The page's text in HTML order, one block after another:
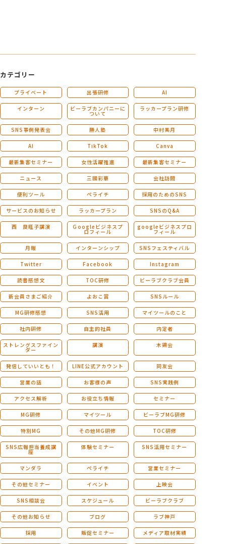
カテゴリー
プライベート 出張研修 AI
インターン ビーラブカンパニーに
ついて
ラッカープラン研修
SNS事例発表会 勝人塾 中村美月
AI TikTok Canva
最新集客セミナー 女性活躍推進 最新集客セミナー
ニュース 三國彩華 会社訪問
便利ツール ペライチ 採用のためのSNS
サービスのお知らせ ラッカープラン SNSのQ&A
西 良旺子講演 Ｇoogleビジネスプ
ロフィール
googleビジネスプロ
フィール
月報 インターンシップ SNSフェスティバル
Twitter Facebook Instagram
読書感想文 TOC研修 ビーラブクラブ会員
新会員さまご紹介 よおこ賞 SNSルール
MG研修感想 SNS活用 マイツールのこと
社内研修 自主的社員 内定者
ストレングスファイン
ダー
講演 木鶏会
発信していいとも！ LINE公式アカウント 同友会
営業の話 お客様の声 SNS実践例
アクセス解析 お役立ち情報 セミナー
MG研修 マイツール ビーラブMG研修
特別MG その他MG研修 TOC研修
SNS広報担当養成講
座
体験セミナー SNS活用セミナー
マンダラ ペライチ 営業セミナー
その他セミナー イベント 上映会
SNS相談会 スケジュール ビーラブクラブ
その他お知らせ ブログ ラブ神戸
採用 販促セミナー メディア取材実績